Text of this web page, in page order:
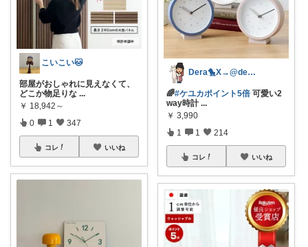
こいこい🐱
部屋がおしゃれに見えなくて、
どこか物足りな ...
￥ 18,942～
0 1 347
コレ いいね
Dera🐤X→@dera_room
🌈#ケユカポイント5倍 可愛い2
way時計 ...
￥ 3,990
1 1 214
コレ いいね